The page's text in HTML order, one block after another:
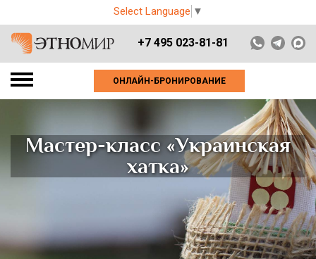
Select Language ▼
+7 495 023-81-81
ОНЛАЙН-БРОНИРОВАНИЕ
Мастер-класс «Украинская
хатка»